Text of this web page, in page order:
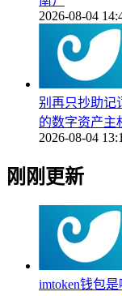
2026-08-04
别再只抄助记
的数字资产主
2026-08-04
刚刚更新
imtoken钱包